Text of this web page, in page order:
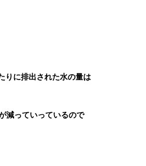
に排出された水の量は
減っていっているので